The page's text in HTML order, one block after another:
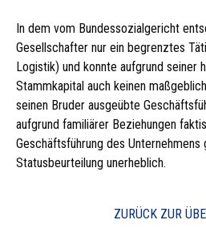
In dem vom Bundessozialgericht
Gesellschafter nur ein begrenztes
Logistik) und konnte aufgrund seiner
Stammkapital auch keinen
seinen Bruder ausgeübte
aufgrund familiärer Beziehungen
Geschäftsführung des
Statusbeurteilung unerheblich.
ZURÜCK ZUR